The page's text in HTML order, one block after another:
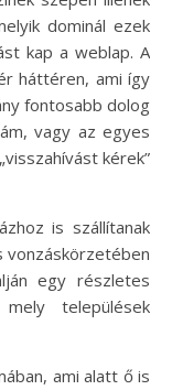
dominál ezek
kap a weblap. A
háttéren, ami így
fontosabb dolog
vagy az egyes
kérek”
is szállítanak
vonzáskörzetében
egy részletes
települések
ami alatt ő is